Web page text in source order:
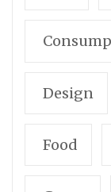
Design
Food